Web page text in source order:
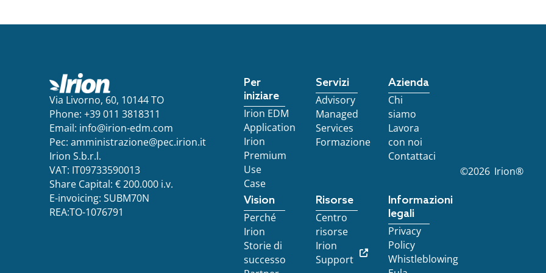
Via Livorno, 60, 10144 TO
Phone: +39 011 3818311
Email: info@irion-edm.com
Pec: amministrazione@pec.irion.it
Irion S.b.r.l.
VAT: IT09733590013
Share Capital: € 200.000 i.v.
E-invoicing: SUBM70N
REA:TO-1076791
Per
iniziare
Irion EDM
Application
Irion
Premium
Use
Case
Servizi
Advisory
Managed
Services
Formazione
Azienda
Chi
siamo
Lavora
con noi
Contattaci
Vision
Perché
Irion
Storie di
successo
Risorse
Centro
risorse
Irion
Support
Informazioni
legali
Privacy
Policy
Whistleblowing
©2026 Irion®